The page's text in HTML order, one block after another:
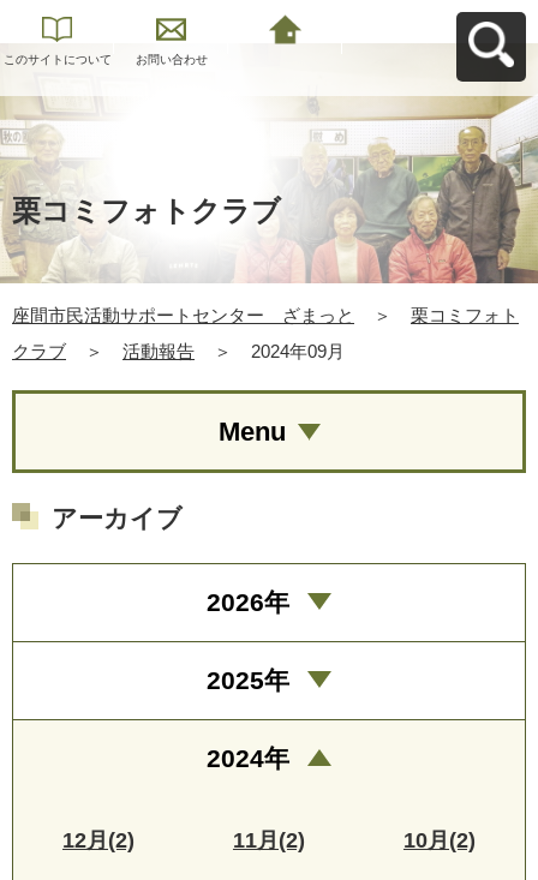
このサイトについて お問い合わせ
栗コミフォトクラブ
座間市民活動サポートセンター ざまっと ＞
栗コミフォト
クラブ
＞ 活動報告 ＞ 2024年09月
Menu
アーカイブ
2026年
2025年
2024年
12月(2) 11月(2) 10月(2)